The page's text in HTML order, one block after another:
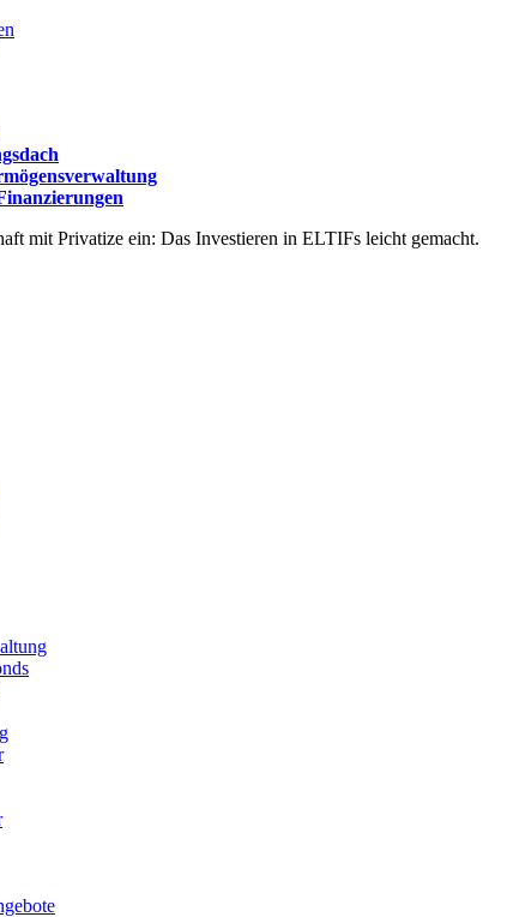
mit Privatize ein: Das Investieren in ELTIFs leicht gemacht.